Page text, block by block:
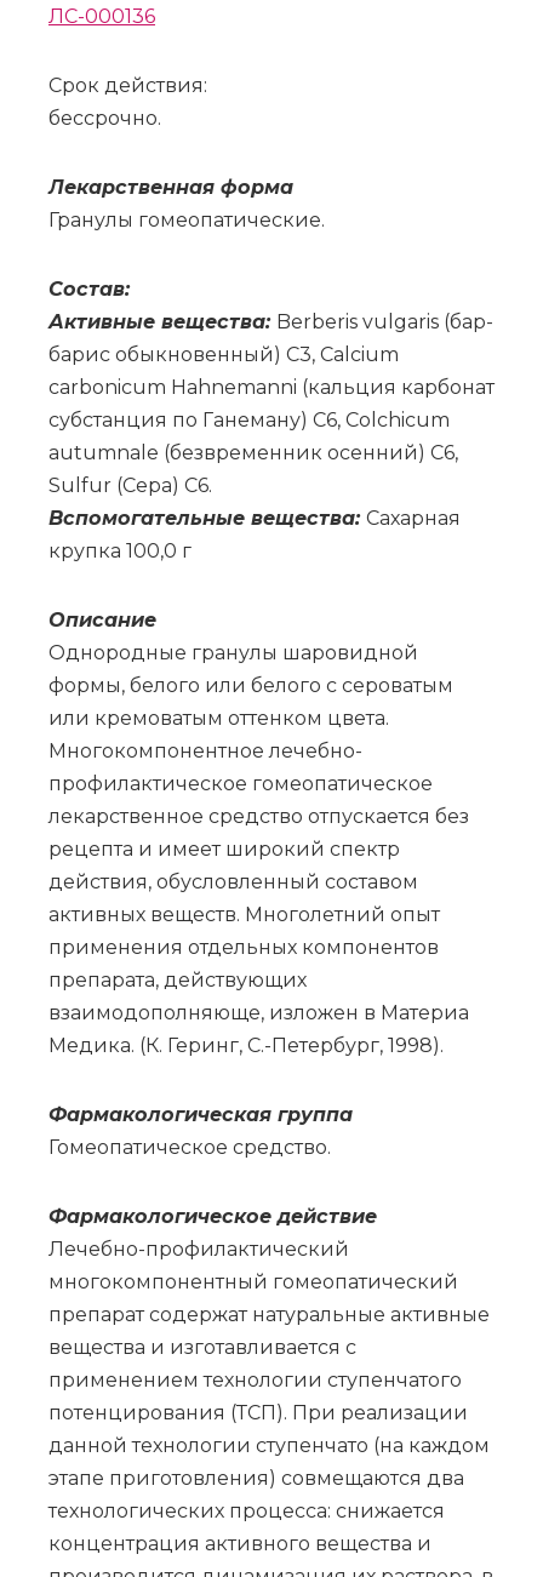
ЛС-000136
Срок действия:
бессрочно.
Ле­кар­ствен­ная фор­ма
Гра­ну­лы го­мео­па­ти­че­ские.
Со­став:
Ак­тив­ные ве­ще­ства: Berberis vulgaris (бар­
ба­рис обык­но­вен­ный) С3, Сalcium
carbonicum Hahnemanni (каль­ция кар­бо­нат
суб­стан­ция по Га­не­ма­ну) C6, Colchicum
autumnale (без­вре­мен­ник осен­ний) C6,
Sulfur (Се­ра) C6.
Вс­по­мо­га­тель­ные ве­ще­ства: Са­хар­ная
круп­ка 100,0 г
Опи­са­ние
Однородные гранулы шаровидной
формы, белого или белого с сероватым
или кремоватым оттенком цвета.
Многокомпонентное лечебно-
профилактическое гомеопатическое
лекарственное средство отпускается без
рецепта и имеет широкий спектр
действия, обусловленный составом
активных веществ. Многолетний опыт
применения отдельных компонентов
препарата, действующих
взаимодополняюще, изложен в Материа
Медика. (К. Геринг, С.-Петербург, 1998).
Фар­ма­ко­ло­ги­че­ская груп­па
Го­мео­па­ти­че­ское сред­ство.
Фармакологическое действие
Лечебно-профилактический
многокомпонентный гомеопатический
препарат содержат натуральные активные
вещества и изготавливается с
применением технологии ступенчатого
потенцирования (ТСП). При реализации
данной технологии ступенчато (на каждом
этапе приготовления) совмещаются два
технологических процесса: снижается
концентрация активного вещества и